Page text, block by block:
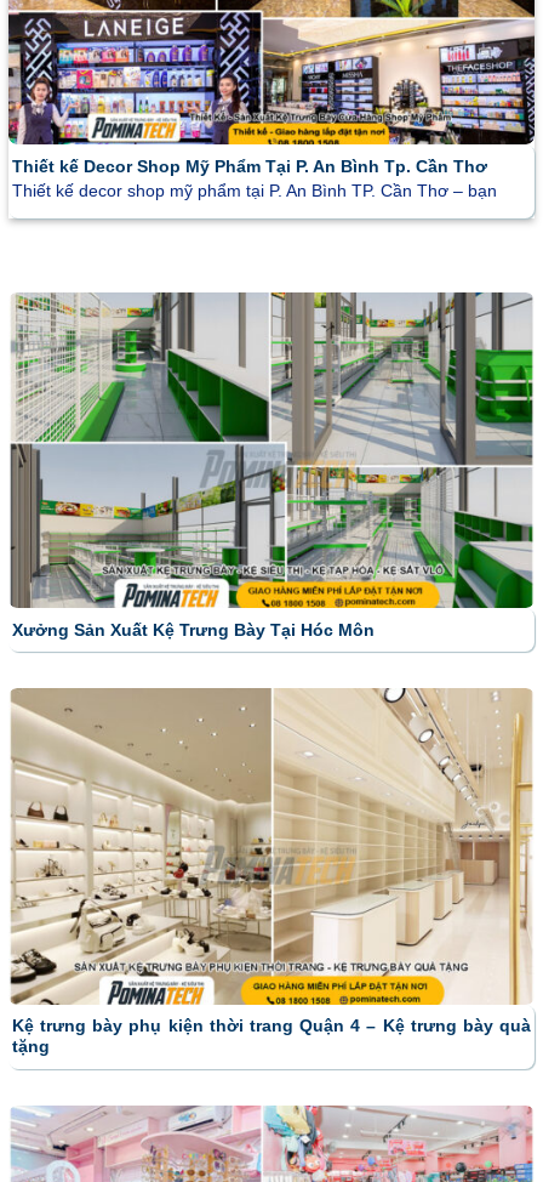
Xưởng Sản Xuất Kệ Trưng Bày Tại Hóc Môn
Kệ trưng bày phụ kiện thời trang Quận 4 – Kệ trưng bày quà
tặng
Thiết kế Decor Shop Mỹ Phẩm Tại P. An Bình Tp. Cần Thơ
Thiết kế decor shop mỹ phẩm tại P. An Bình TP. Cần Thơ – bạn